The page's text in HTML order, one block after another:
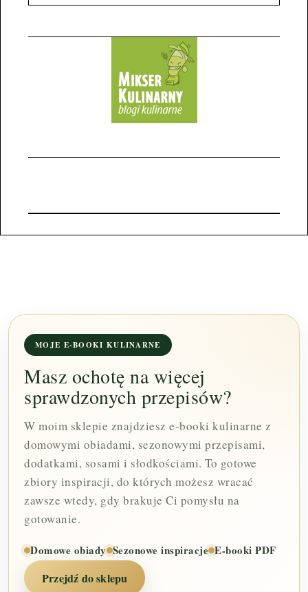
MOJE E-BOOKI KULINARNE
Masz ochotę na więcej
sprawdzonych przepisów?
W moim sklepie znajdziesz e-booki kulinarne z
domowymi obiadami, sezonowymi przepisami,
dodatkami, sosami i słodkościami. To gotowe
zbiory inspiracji, do których możesz wracać
zawsze wtedy, gdy brakuje Ci pomysłu na
gotowanie.
Domowe obiady Sezonowe inspiracje E-booki PDF
Przejdź do sklepu